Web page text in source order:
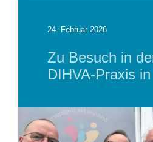
24. Februar 2026
Zu Besuch in
DIHVA-Praxis